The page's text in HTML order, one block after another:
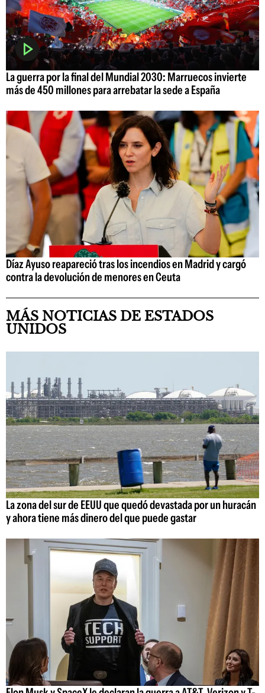
La guerra por la final del Mundial 2030: Marruecos invierte
más de 450 millones para arrebatar la sede a España
Díaz Ayuso reapareció tras los incendios en Madrid y cargó
contra la devolución de menores en Ceuta
MÁS NOTICIAS DE ESTADOS
UNIDOS
La zona del sur de EEUU que quedó devastada por un huracán
y ahora tiene más dinero del que puede gastar